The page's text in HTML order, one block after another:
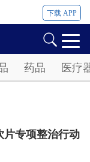
下载 APP
药品 医疗
片专项整治行动